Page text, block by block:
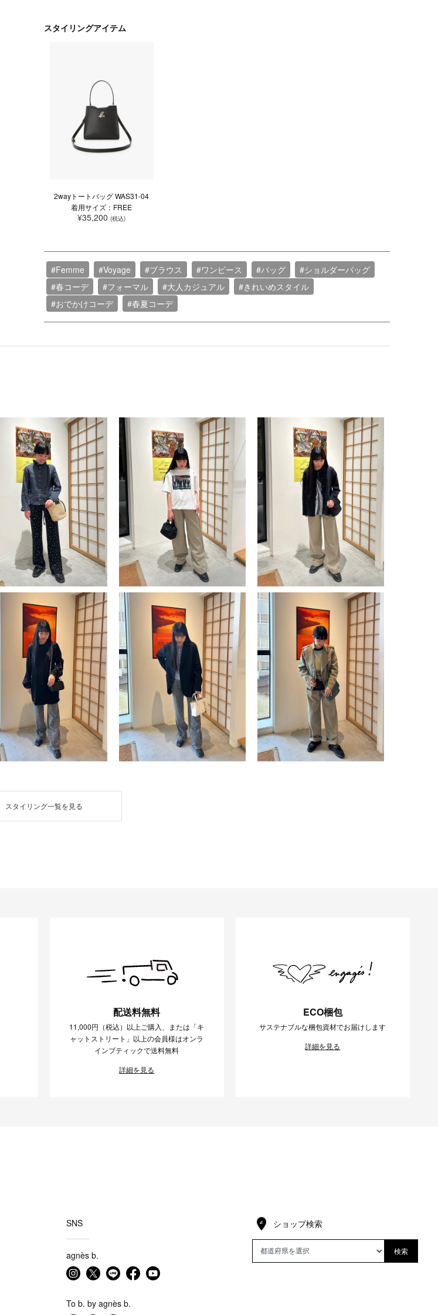
スタイリングアイテム
2wayトートバッグ WAS31-04
着用サイズ：FREE
¥35,200(税込)
#Femme #Voyage #ブラウス #ワンピース #バッグ
#ショルダーバッグ
#春コーデ
#フォーマル #大人カジュアル
#きれいめスタイル
#おでかけコーデ
#春夏コーデ
スタイリング一覧を見る
配送料無料
11,000円（税込）以上ご購入、または「キ
ャットストリート」以上の会員様はオンラ
インブティックで送料無料
詳細を見る
ECO梱包
サステナブルな梱包資材でお届けします
詳細を見る
SNS
agnès b.
To b. by agnès b.
ショップ検索
検索